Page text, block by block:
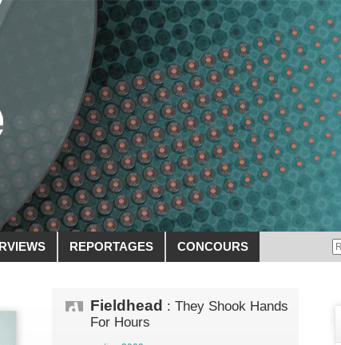
REPORTAGES CONCOURS
Fieldhead : They Shook Hands
For Hours